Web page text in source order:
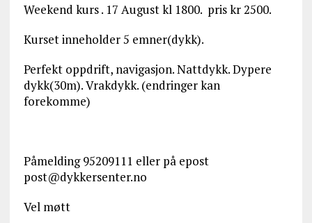
Weekend kurs . 17 August kl 1800. pris kr 2500.
Kurset inneholder 5 emner(dykk).
Perfekt oppdrift, navigasjon. Nattdykk. Dypere
dykk(30m). Vrakdykk. (endringer kan
forekomme)
Påmelding 95209111 eller på epost
post@dykkersenter.no
Vel møtt